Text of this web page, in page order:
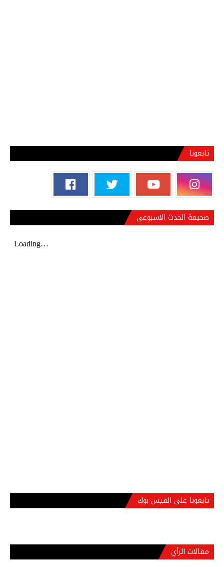
تابعونا
صحيفة الحدث الاسبوعي
تابعونا على الفيس بوك
مقالات الرأي